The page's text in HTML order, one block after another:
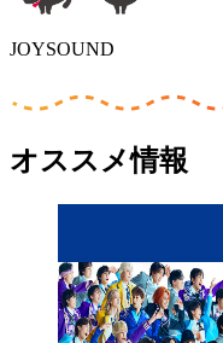
JOYSOUND
オススメ情報